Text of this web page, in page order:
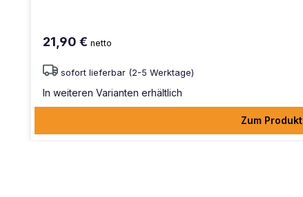
21,90 € netto
sofort lieferbar (2-5 Werktage)
In weiteren Varianten erhältlich
Zum Produkt